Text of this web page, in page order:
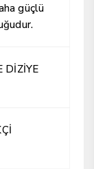
güçlü
DİZİYE